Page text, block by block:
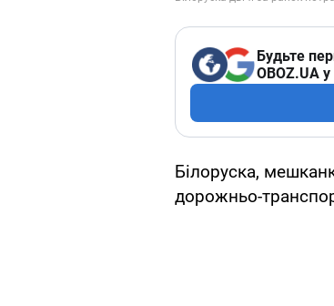
Будьте
OBOZ.UA
Білоруска,
дорожньо-